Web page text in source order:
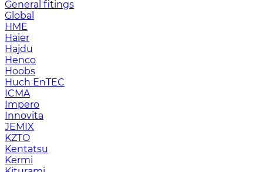
General fitings
Global
HME
Haier
Hajdu
Henco
Hoobs
Huch EnTEC
ICMA
Impero
Innovita
JEMIX
KZTO
Kentatsu
Kermi